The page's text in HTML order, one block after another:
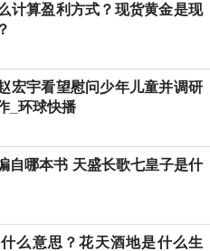
计算盈利方式？现货黄金是现
宏宇看望慰问少年儿童并调研
_环球快播
自哪本书 天盛长歌七皇子是什
么意思？花天酒地是什么生